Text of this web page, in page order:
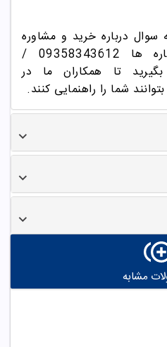
درباره خرید و مشاوره
می توانید با این شماره ها 09358343612 /
تا همکاران ما در
شما را راهنمایی کنند.
مشابه